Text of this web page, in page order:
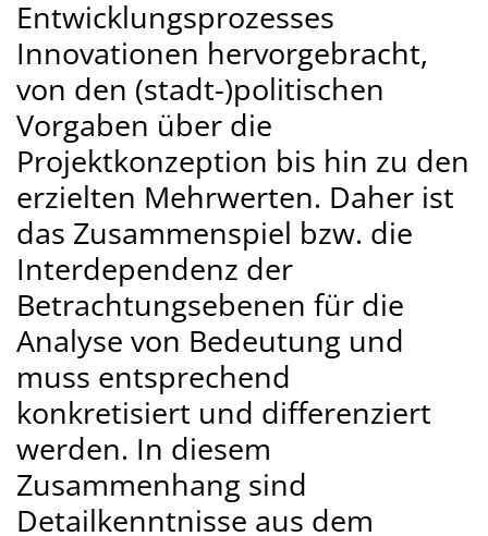
Entwicklungsprozesses
Innovationen hervorgebracht,
von den (stadt-)politischen
Vorgaben über die
Projektkonzeption bis hin zu den
erzielten Mehrwerten. Daher ist
das Zusammenspiel bzw. die
Interdependenz der
Betrachtungsebenen für die
Analyse von Bedeutung und
muss entsprechend
konkretisiert und differenziert
werden. In diesem
Zusammenhang sind
Detailkenntnisse aus dem